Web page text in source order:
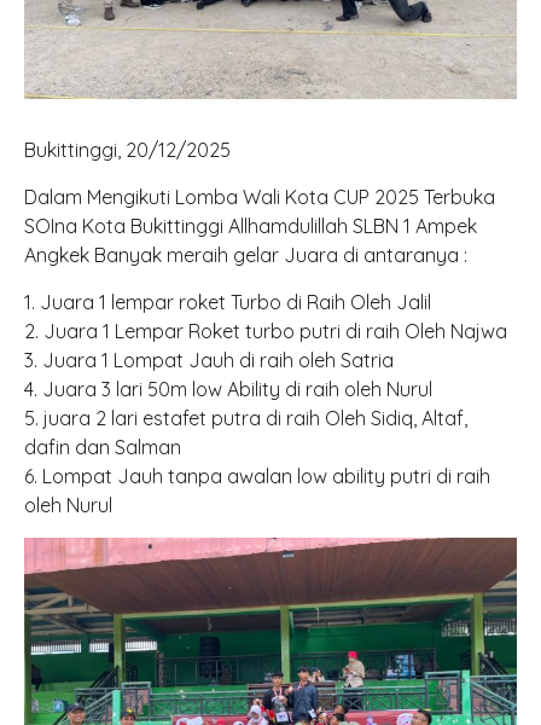
Bukittinggi, 20/12/2025
Dalam Mengikuti Lomba Wali Kota CUP 2025 Terbuka
SOIna Kota Bukittinggi Allhamdulillah SLBN 1 Ampek
Angkek Banyak meraih gelar Juara di antaranya :
1. Juara 1 lempar roket Turbo di Raih Oleh Jalil
2. Juara 1 Lempar Roket turbo putri di raih Oleh Najwa
3. Juara 1 Lompat Jauh di raih oleh Satria
4. Juara 3 lari 50m low Ability di raih oleh Nurul
5. juara 2 lari estafet putra di raih Oleh Sidiq, Altaf,
dafin dan Salman
6. Lompat Jauh tanpa awalan low ability putri di raih
oleh Nurul